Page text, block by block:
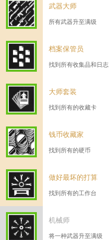
武器大师
所有武器升至满级
档案保管员
找到所有收集品和日志
大师套装
找到所有的收藏卡
钱币收藏家
找到所有的硬币
做好最坏的打算
找到所有的工作台
机械师
将一种武器升至满级